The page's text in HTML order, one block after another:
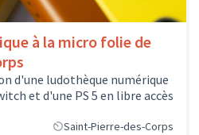
à la micro folie de
d'une ludothèque numérique
et d'une PS 5 en libre accès
Saint-Pierre-des-Corps